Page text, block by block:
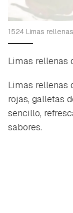
1524 Limas
Limas rellenas
Limas rellenas
rojas, galletas
sencillo,
sabores.